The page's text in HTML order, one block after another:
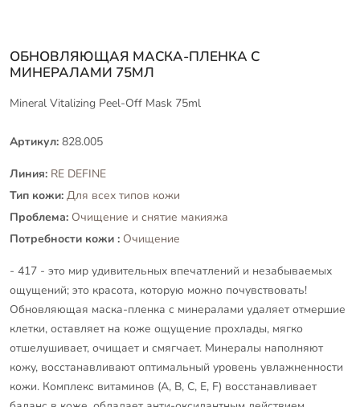
ОБНОВЛЯЮЩАЯ МАСКА-ПЛЕНКА С
МИНЕРАЛАМИ 75МЛ
Mineral Vitalizing Peel-Off Mask 75ml
Артикул: 828.005
Линия: RE DEFINE
Тип кожи: Для всех типов кожи
Проблема: Очищение и снятие макияжа
Потребности кожи : Очищение
- 417 - это мир удивительных впечатлений и незабываемых
ощущений; это красота, которую можно почувствовать!
Обновляющая маска-пленка с минералами удаляет отмершие
клетки, оставляет на коже ощущение прохлады, мягко
отшелушивает, очищает и смягчает. Минералы наполняют
кожу, восстанавливают оптимальный уровень увлажненности
кожи. Комплекс витаминов (A, B, C, E, F) восстанавливает